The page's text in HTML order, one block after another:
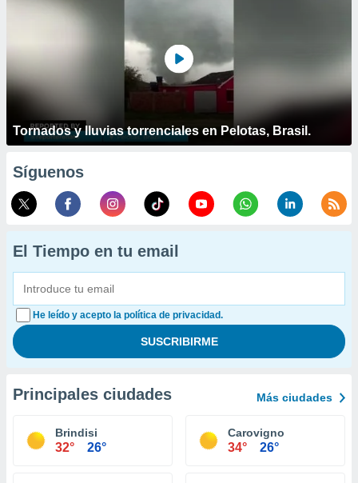
Tornados y lluvias torrenciales en Pelotas, Brasil.
Síguenos
El Tiempo en tu email
He leído y acepto la política de privacidad.
Principales ciudades Más ciudades
Brindisi
32° 26°
Carovigno
34° 26°